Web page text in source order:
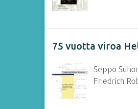
75 vuotta viroa
Seppo
Friedrich